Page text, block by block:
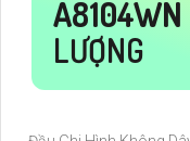
A8104WN
LƯỢNG